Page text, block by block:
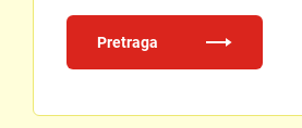
Pretraga